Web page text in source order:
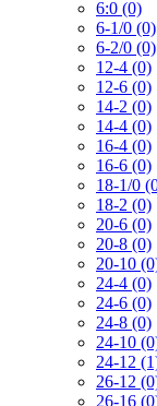
6:0 (0)
6-1/0 (0)
6-2/0 (0)
12-4 (0)
12-6 (0)
14-2 (0)
14-4 (0)
16-4 (0)
16-6 (0)
18-1/0
18-2 (0)
20-6 (0)
20-8 (0)
20-10
24-4 (0)
24-6 (0)
24-8 (0)
24-10
24-12
26-12
26-16